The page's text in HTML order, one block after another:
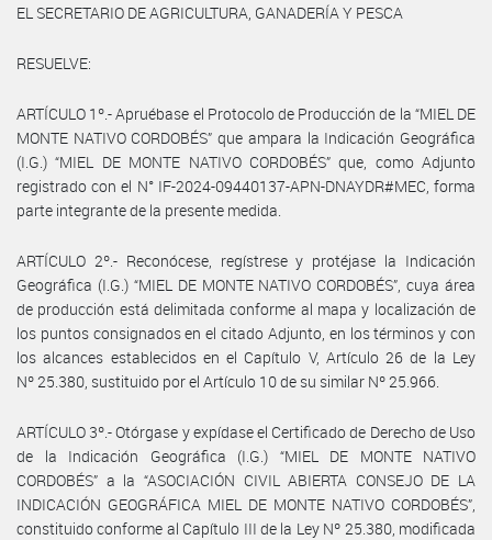
EL SECRETARIO DE AGRICULTURA, GANADERÍA Y PESCA
RESUELVE:
ARTÍCULO 1º.- Apruébase el Protocolo de Producción de la “MIEL DE
MONTE NATIVO CORDOBÉS” que ampara la Indicación Geográfica
(I.G.) “MIEL DE MONTE NATIVO CORDOBÉS” que, como Adjunto
registrado con el N° IF-2024-09440137-APN-DNAYDR#MEC, forma
parte integrante de la presente medida.
ARTÍCULO 2º.- Reconócese, regístrese y protéjase la Indicación
Geográfica (I.G.) “MIEL DE MONTE NATIVO CORDOBÉS”, cuya área
de producción está delimitada conforme al mapa y localización de
los puntos consignados en el citado Adjunto, en los términos y con
los alcances establecidos en el Capítulo V, Artículo 26 de la Ley
Nº 25.380, sustituido por el Artículo 10 de su similar Nº 25.966.
ARTÍCULO 3º.- Otórgase y expídase el Certificado de Derecho de Uso
de la Indicación Geográfica (I.G.) “MIEL DE MONTE NATIVO
CORDOBÉS” a la “ASOCIACIÓN CIVIL ABIERTA CONSEJO DE LA
INDICACIÓN GEOGRÁFICA MIEL DE MONTE NATIVO CORDOBÉS”,
constituido conforme al Capítulo III de la Ley Nº 25.380, modificada